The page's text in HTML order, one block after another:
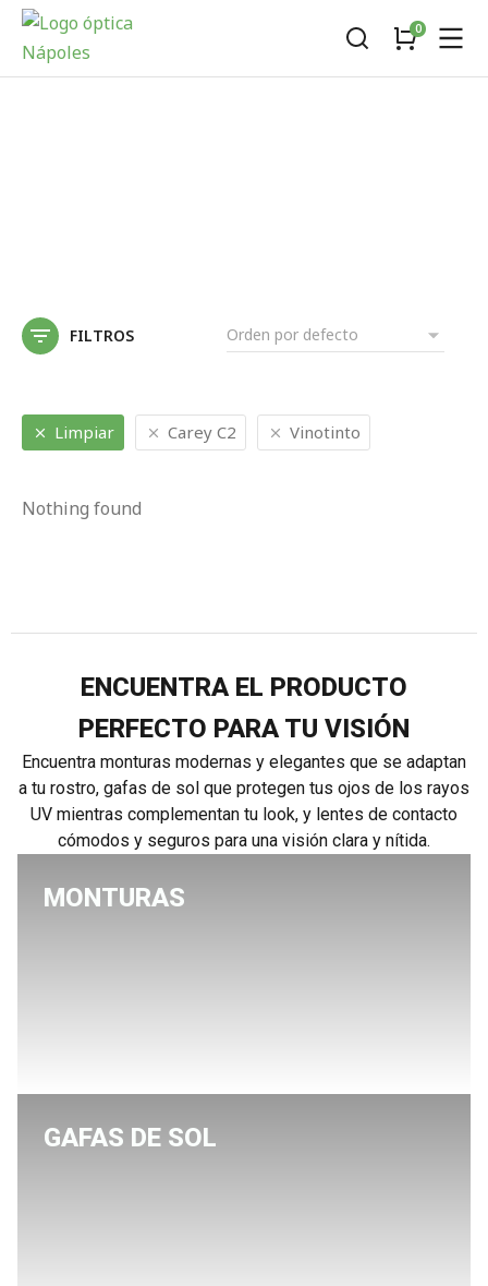
FILTROS
Limpiar Carey C2 Vinotinto
Nothing found
ENCUENTRA EL PRODUCTO
PERFECTO PARA TU VISIÓN
Encuentra monturas modernas y elegantes que se adaptan
a tu rostro, gafas de sol que protegen tus ojos de los rayos
UV mientras complementan tu look, y lentes de contacto
cómodos y seguros para una visión clara y nítida.
MONTURAS
GAFAS DE SOL